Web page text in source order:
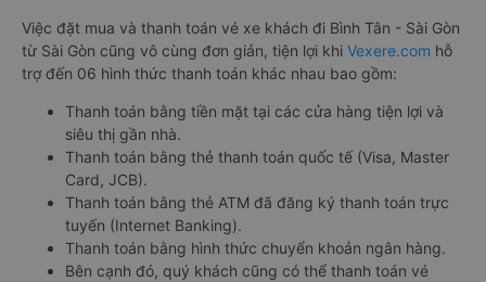
Việc đặt mua và thanh toán vé xe khách đi Bình Tân - Sài Gòn
từ Sài Gòn cũng vô cùng đơn giản, tiện lợi khi Vexere.com hỗ
trợ đến 06 hình thức thanh toán khác nhau bao gồm:
Thanh toán bằng tiền mặt tại các cửa hàng tiện lợi và
siêu thị gần nhà.
Thanh toán bằng thẻ thanh toán quốc tế (Visa, Master
Card, JCB).
Thanh toán bằng thẻ ATM đã đăng ký thanh toán trực
tuyến (Internet Banking).
Thanh toán bằng hình thức chuyển khoản ngân hàng.
Bên cạnh đó, quý khách cũng có thể thanh toán vé